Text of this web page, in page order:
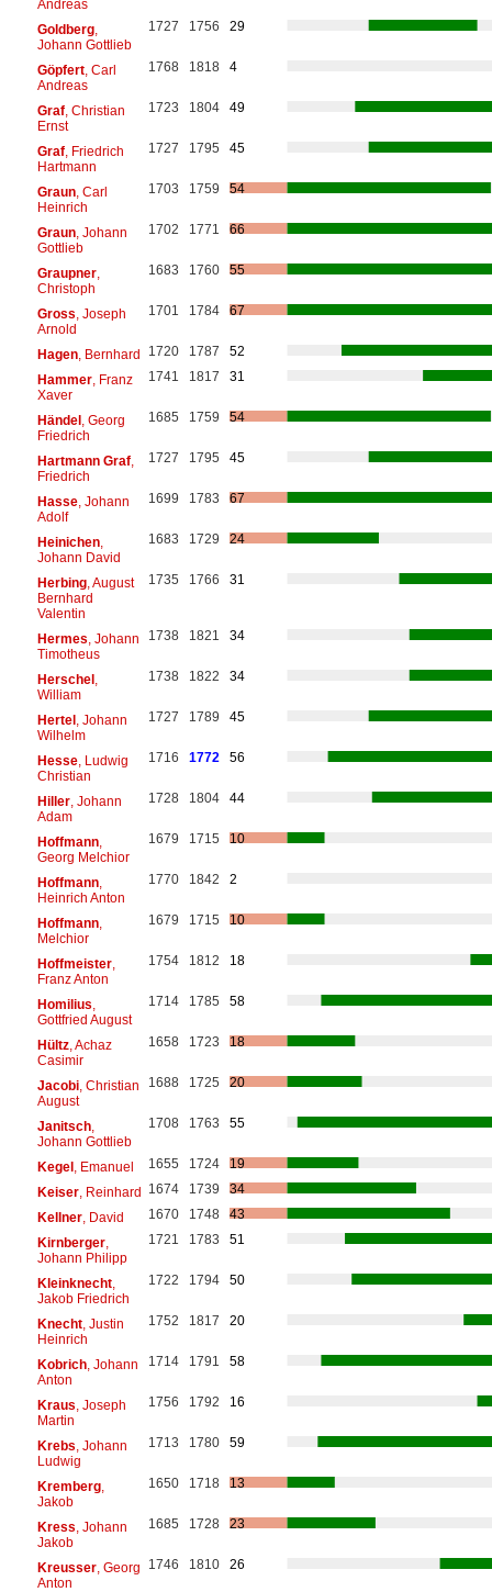
Andreas
Goldberg,
Johann Gottlieb
1727 1756 29
Göpfert, Carl
Andreas
1768 1818 4
Graf, Christian
Ernst
1723 1804 49
Graf, Friedrich
Hartmann
1727 1795 45
Graun, Carl
Heinrich
1703 1759 54
Graun, Johann
Gottlieb
1702 1771 66
Graupner,
Christoph
1683 1760 55
Gross , Joseph
Arnold
1701 1784 67
Hagen, Bernhard 1720 1787
52
Hammer, Franz
Xaver
1741 1817 31
Händel, Georg
Friedrich
1685 1759 54
Hartmann Graf,
Friedrich
1727 1795 45
Hasse, Johann
Adolf
1699 1783 67
Heinichen,
Johann David
1683 1729 24
Herbing, August
Bernhard
Valentin
1735 1766 31
Hermes , Johann
Timotheus
1738 1821 34
Herschel,
William
1738 1822 34
Hertel, Johann
Wilhelm
1727 1789 45
Hesse, Ludwig
Christian
1716 1772 56
Hiller, Johann
Adam
1728 1804 44
Hoffmann,
Georg Melchior
1679 1715 10
Hoffmann,
Heinrich Anton
1770 1842 2
Hoffmann,
Melchior
1679 1715 10
Hoffmeister,
Franz Anton
1754 1812 18
Homilius
Gottfried August
1714 1785 58
Hültz, Achaz
Casimir
1658 1723 18
Jacobi, Christian
August
1688 1725 20
Janitsch,
Johann Gottlieb
1708 1763 55
Kegel, Emanuel 1655 1724
19
Keiser, Reinhard 1674 1739
34
Kellner, David 1670 1748
43
Kirnberger,
Johann Philipp
1721 1783 51
Kleinknecht,
Jakob Friedrich
1722 1794 50
Knecht, Justin
Heinrich
1752 1817 20
Kobrich, Johann
Anton
1714 1791 58
Kraus , Joseph
Martin
1756 1792 16
Krebs , Johann
Ludwig
1713 1780 59
Kremberg,
Jakob
1650 1718 13
Kress , Johann
Jakob
1685 1728 23
Kreusser, Georg
Anton
1746 1810 26